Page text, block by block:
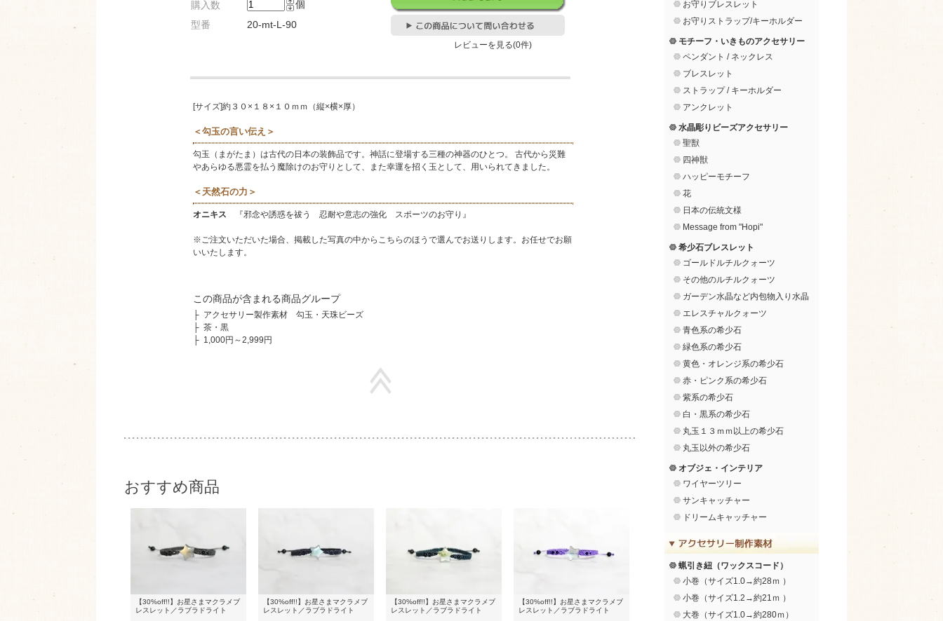
購入数
個
型番
20-mt-L-90
レビューを見る(0件)
[サイズ]約３０×１８×１０ｍｍ（縦×横×厚）
＜勾玉の言い伝え＞
勾玉（まがたま）は古代の日本の装飾品です。神話に登場する三種の神器のひとつ。 古代から災難
やあらゆる悪霊を払う魔除けのお守りとして、また幸運を招く玉として、用いられてきました。
＜天然石の力＞
オニキス 『邪念や誘惑を祓う 忍耐や意志の強化 スポーツのお守り』
※ご注文いただいた場合、掲載した写真の中からこちらのほうで選んでお送りします。お任せでお願
いいたします。
この商品が含まれる商品グループ
├ アクセサリー製作素材 勾玉・天珠ビーズ
├ 茶・黒
├ 1,000円～2,999円
おすすめ商品
【30%off!!】お星さまマクラメブ
レスレット／ラブラドライト
【30%off!!】お星さまマクラメブ
レスレット／ラブラドライト
【30%off!!】お星さまマクラメブ
レスレット／ラブラドライト
【30%off!!】お星さまマクラメブ
レスレット／ラブラドライト
お守りブレスレット
お守りストラップ/キーホルダー
モチーフ・いきものアクセサリー
ペンダント / ネックレス
ブレスレット
ストラップ / キーホルダー
アンクレット
水晶彫りビーズアクセサリー
聖獣
四神獣
ハッピーモチーフ
花
日本の伝統文様
Message from "Hopi"
希少石ブレスレット
ゴールドルチルクォーツ
その他のルチルクォーツ
ガーデン水晶など内包物入り水晶
エレスチャルクォーツ
青色系の希少石
緑色系の希少石
黄色・オレンジ系の希少石
赤・ピンク系の希少石
紫系の希少石
白・黒系の希少石
丸玉１３ｍｍ以上の希少石
丸玉以外の希少石
オブジェ・インテリア
ワイヤーツリー
サンキャッチャー
ドリームキャッチャー
蝋引き紐（ワックスコード）
小巻（サイズ1.0→約28ｍ ）
小巻（サイズ1.2→約21ｍ ）
大巻（サイズ1.0→約280ｍ）